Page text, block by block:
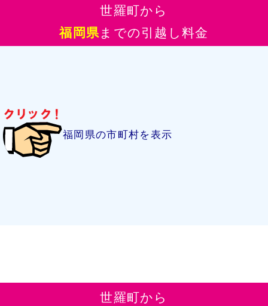
世羅町から
福岡県までの引越し料金
福岡県の市町村を表示
世羅町から